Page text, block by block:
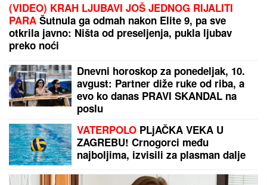
CECA RAŽNATOVIĆ U MOĆNOJ KORSET HALJINI, A
ŠLIC DO KUKA U
klubu raspametila sve! Izula se, pa
PEVALA BOSA - Sve se orilo (VIDEO)
Evropi preti potpuni zastoj! Rajna
pred podelom na dva dela, ključni
plovni put mogao bi da stane